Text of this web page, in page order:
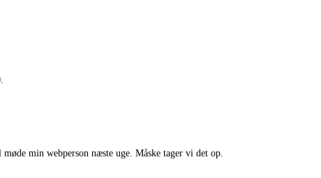
min webperson næste uge. Måske tager vi det op.